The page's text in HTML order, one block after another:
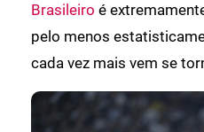
Brasileiro é
pelo menos
cada vez mais vem se